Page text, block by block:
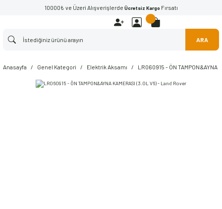
10000₺ ve Üzeri Alışverişlerde Ücretsiz Kargo Fırsatı
ARA
Anasayfa Genel Kategori Elektrik Aksamı LR060915 - ÖN TAMPON&AYNA